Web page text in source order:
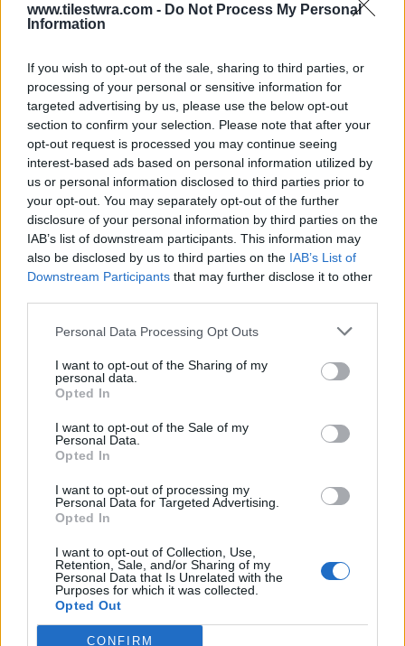
www.tilestwra.com - Do Not Process My Personal
Information
If you wish to opt-out of the sale, sharing to third parties, or
processing of your personal or sensitive information for
targeted advertising by us, please use the below opt-out
section to confirm your selection. Please note that after your
opt-out request is processed you may continue seeing
interest-based ads based on personal information utilized by
us or personal information disclosed to third parties prior to
your opt-out. You may separately opt-out of the further
disclosure of your personal information by third parties on the
IAB’s list of downstream participants. This information may
also be disclosed by us to third parties on the IAB’s List of
Downstream Participants that may further disclose it to other
Personal Data Processing Opt Outs
I want to opt-out of the Sharing of my
personal data.
Opted In
I want to opt-out of the Sale of my
Personal Data.
Opted In
I want to opt-out of processing my
Personal Data for Targeted Advertising.
Opted In
I want to opt-out of Collection, Use,
Retention, Sale, and/or Sharing of my
Personal Data that Is Unrelated with the
Purposes for which it was collected.
Opted Out
CONFIRM
Αντιμέτωπη με κατηγορία
ανθρωποκτονίας από αμέλεια
Η Τζόνσον οδηγήθηκε στις φυλακές της
κομητείας Ascension και αντιμετωπίζει
κατηγορία ανθρωποκτονίας από αμέλεια.
αναλυτικά τις συνθήκες κάτω από τις οποίες
σημειώθηκε το τραγικό περιστατικό, καθώς και
αν είχαν ληφθεί τα απαραίτητα μέτρα